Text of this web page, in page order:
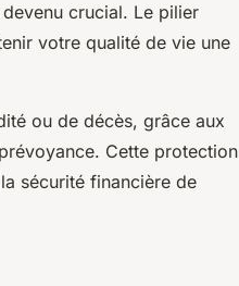
crucial. Le pilier
votre qualité de vie une
ou de décès, grâce aux
Cette protection
sécurité financière de